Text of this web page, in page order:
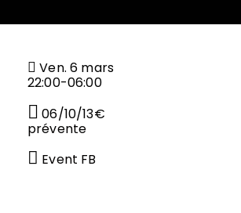
Ven. 6 mars
22:00-06:00
06/10/13€
prévente
Event FB